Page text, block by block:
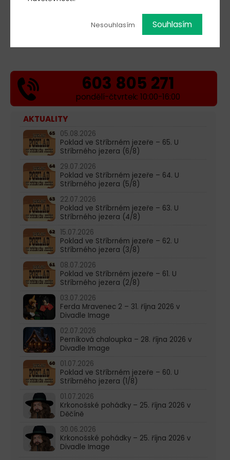
603 805 271
pondělí-čtvrtek: 10:00-16:00
AKTUALITY
05.08.2026
Poklad ve Stříbrném jezeře – 65. U
Stříbrného jezera (6/8)
29.07.2026
Poklad ve Stříbrném jezeře – 64. U
Stříbrného jezera (5/8)
22.07.2026
Poklad ve Stříbrném jezeře – 63. U
Stříbrného jezera (4/8)
15.07.2026
Poklad ve Stříbrném jezeře – 62. U
Stříbrného jezera (3/8)
08.07.2026
Poklad ve Stříbrném jezeře – 61. U
Stříbrného jezera (2/8)
03.07.2026
Ferda Mravenec 2 – 31. října 2026 v
Divadle Image
02.07.2026
Perníková chaloupka – 28. října 2026 v
Divadle Image
01.07.2026
Poklad ve Stříbrném jezeře – 60. U
Stříbrného jezera (1/8)
01.07.2026
Krkonošské pohádky – 25. října 2026 v
Děčíně
30.06.2026
Krkonošské pohádky – 25. října 2026 v
Divadle Image
Nesouhlasím Souhlasím